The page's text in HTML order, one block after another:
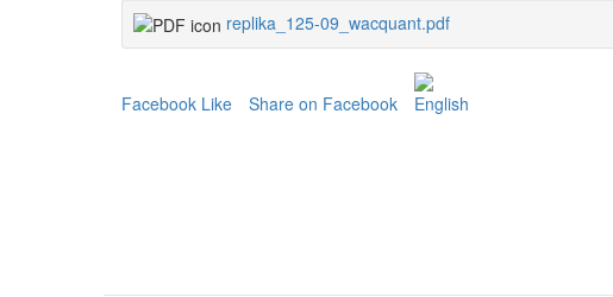
replika_125-09_wacquant.pdf
Facebook Like Share on Facebook